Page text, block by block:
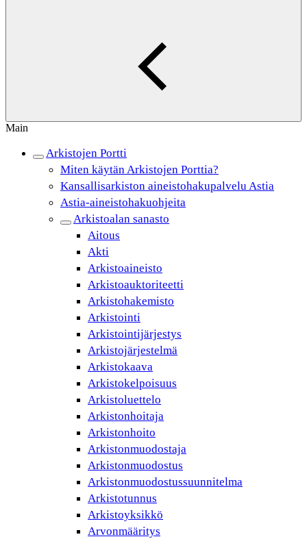
Main
Arkistojen Portti
Miten käytän Arkistojen Porttia?
Kansallisarkiston aineistohakupalvelu Astia
Astia-aineistohakuohjeita
Arkistoalan sanasto
Aitous
Akti
Arkistoaineisto
Arkistoauktoriteetti
Arkistohakemisto
Arkistointi
Arkistointijärjestys
Arkistojärjestelmä
Arkistokaava
Arkistokelpoisuus
Arkistoluettelo
Arkistonhoitaja
Arkistonhoito
Arkistonmuodostaja
Arkistonmuodostus
Arkistonmuodostussuunnitelma
Arkistotunnus
Arkistoyksikkö
Arvonmääritys